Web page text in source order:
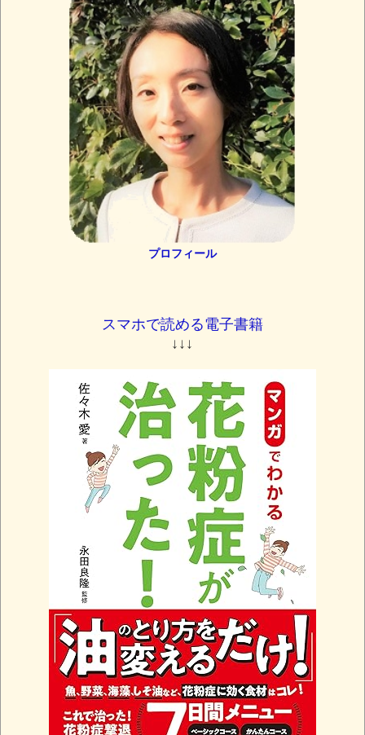
プロフィール
スマホで読める電子書籍
↓↓↓